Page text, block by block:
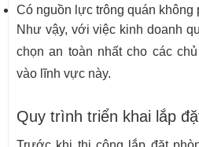
Có nguồn lực trông quán không
Như vậy, với việc kinh doanh
chọn an toàn nhất cho các
vào lĩnh vực này.
Quy trình triển khai lắp